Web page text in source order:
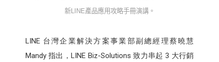
新LINE產品應用攻略手冊演講。
LINE 台灣企業解決方案事業部副總經理蔡曉慧
Mandy 指出，LINE Biz-Solutions 致力串起 3 大行銷